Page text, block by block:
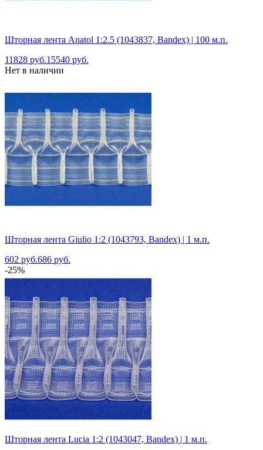
Шторная лента Anatol 1:2.5 (1043837, Bandex) | 100 м.п.
11828 руб.15540 руб.
Нет в наличии
Шторная лента Giulio 1:2 (1043793, Bandex) | 1 м.п.
602 руб.686 руб.
-25%
Шторная лента Lucia 1:2 (1043047, Bandex) | 1 м.п.